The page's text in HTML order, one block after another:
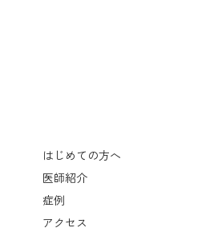
はじめての方へ
医師紹介
症例
アクセス